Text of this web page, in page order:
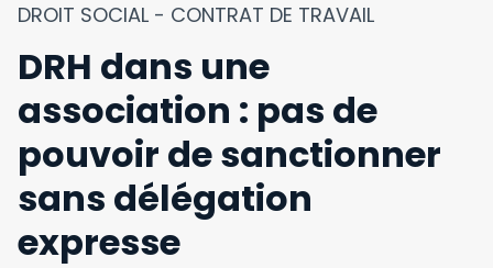
DROIT SOCIAL - CONTRAT DE TRAVAIL
DRH dans une
association : pas de
pouvoir de sanctionner
sans délégation
expresse